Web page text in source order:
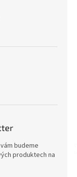
budeme
produktech na